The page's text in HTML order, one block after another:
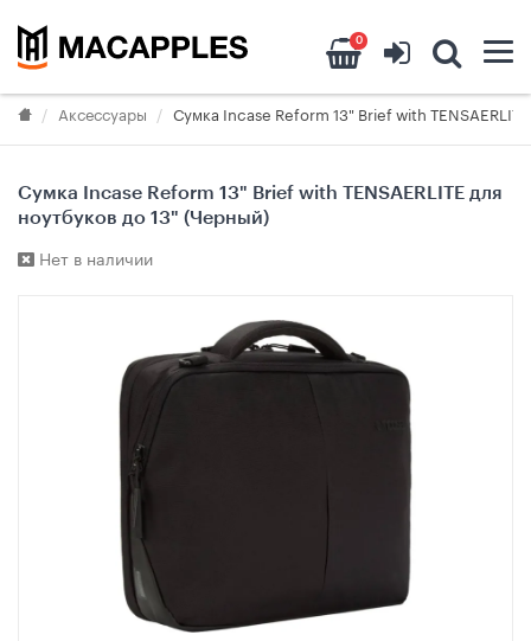
0
Аксессуары Сумка Incase Reform 13" Brief with
Сумка Incase Reform 13" Brief with TENSAERLITE для
ноутбуков до 13" (Черный)
Нет в наличии